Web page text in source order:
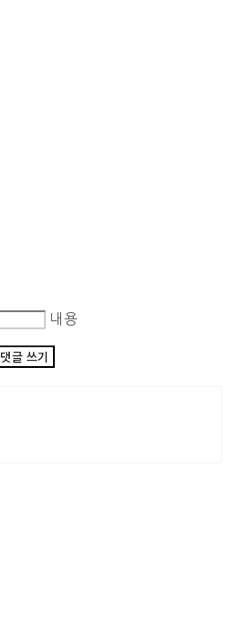
내용
댓글 쓰기